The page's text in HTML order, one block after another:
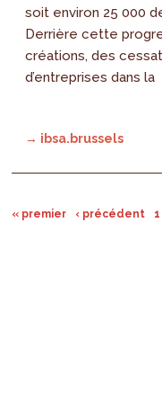
soit environ 25 000
Derrière cette
créations, des
d’entreprises dans la
→ ibsa.brussels
« premier ‹ précédent 1